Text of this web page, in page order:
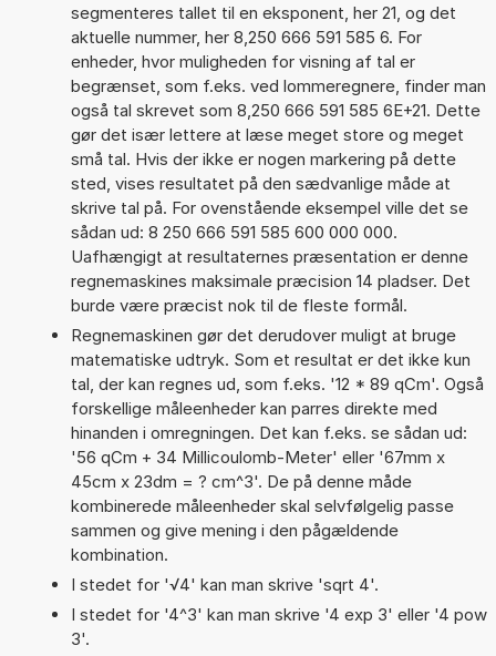
segmenteres tallet til en eksponent, her 21, og det
aktuelle nummer, her 8,250 666 591 585 6. For
enheder, hvor muligheden for visning af tal er
begrænset, som f.eks. ved lommeregnere, finder man
også tal skrevet som 8,250 666 591 585 6E+21. Dette
gør det især lettere at læse meget store og meget
små tal. Hvis der ikke er nogen markering på dette
sted, vises resultatet på den sædvanlige måde at
skrive tal på. For ovenstående eksempel ville det se
sådan ud: 8 250 666 591 585 600 000 000.
Uafhængigt at resultaternes præsentation er denne
regnemaskines maksimale præcision 14 pladser. Det
burde være præcist nok til de fleste formål.
Regnemaskinen gør det derudover muligt at bruge
matematiske udtryk. Som et resultat er det ikke kun
tal, der kan regnes ud, som f.eks. '12 * 89 qCm'. Også
forskellige måleenheder kan parres direkte med
hinanden i omregningen. Det kan f.eks. se sådan ud:
'56 qCm + 34 Millicoulomb-Meter' eller '67mm x
45cm x 23dm = ? cm^3'. De på denne måde
kombinerede måleenheder skal selvfølgelig passe
sammen og give mening i den pågældende
kombination.
I stedet for '√4' kan man skrive 'sqrt 4'.
I stedet for '4^3' kan man skrive '4 exp 3' eller '4 pow
3'.